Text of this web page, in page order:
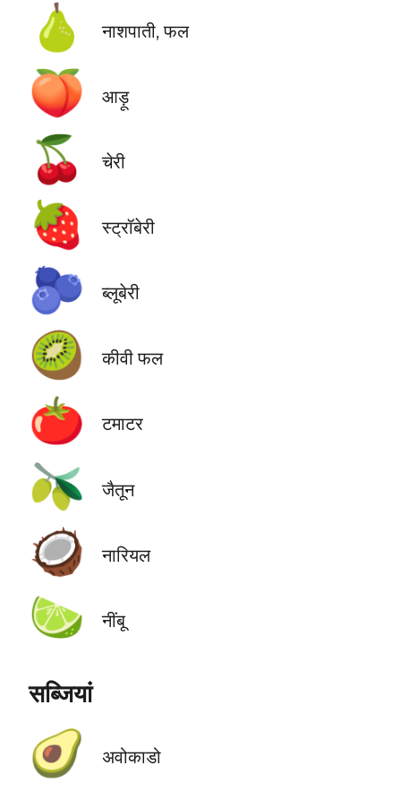
🍐 नाशपाती, फल
🍑 आड़ू
🍒 चेरी
🍓 स्ट्रॉबेरी
🫐 ब्लूबेरी
🥝 कीवी फल
🍅 टमाटर
🫒 जैतून
🥥 नारियल
🍋‍🟩 नींबू
सब्जियां
🥑 अवोकाडो